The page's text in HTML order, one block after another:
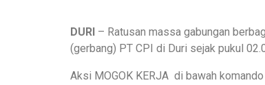
DURI – Ratusan massa gabungan
(gerbang) PT CPI di Duri sejak pukul
Aksi MOGOK KERJA di bawah